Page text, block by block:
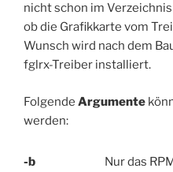
nicht schon im
ob die Grafikkarte vom
Wunsch wird nach dem
fglrx-Treiber installiert.
Folgende Argumente
werden:
-b Nur das